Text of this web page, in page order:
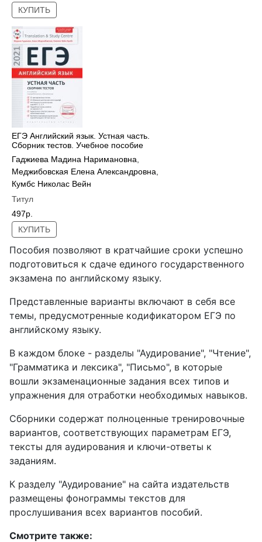
КУПИТЬ
ЕГЭ Английский язык. Устная часть.
Сборник тестов. Учебное пособие
Гаджиева Мадина Наримановна
Меджибовская Елена Александровна
Кумбс Николас Вейн
Титул
497р.
КУПИТЬ
Пособия позволяют в кратчайшие сроки успешно
подготовиться к сдаче единого государственного
экзамена по английскому языку.
Представленные варианты включают в себя все
темы, предусмотренные кодификатором ЕГЭ по
английскому языку.
В каждом блоке - разделы "Аудирование", "Чтение",
"Грамматика и лексика", "Письмо", в которые
вошли экзаменационные задания всех типов и
упражнения для отработки необходимых навыков.
Сборники содержат полноценные тренировочные
вариантов, соответствующих параметрам ЕГЭ,
тексты для аудирования и ключи-ответы к
заданиям.
К разделу "Аудирование" на сайта издательств
размещены фонограммы текстов для
прослушивания всех вариантов пособий.
Смотрите также: